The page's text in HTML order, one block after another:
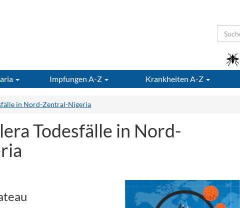
Impfungen A-Z Krankheiten A-Z
in Nord-Zentral-Nigeria
Todesfälle in Nord-